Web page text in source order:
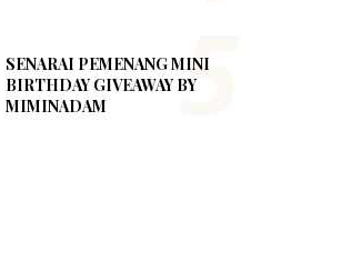
SENARAI PEMENANG MINI
BIRTHDAY GIVEAWAY BY
MIMINADAM